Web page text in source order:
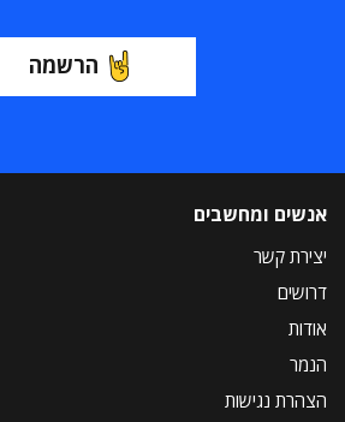
הרשמה
אנשים ומחשבים
יצירת קשר
דרושים
אודות
הנמר
הצהרת נגישות